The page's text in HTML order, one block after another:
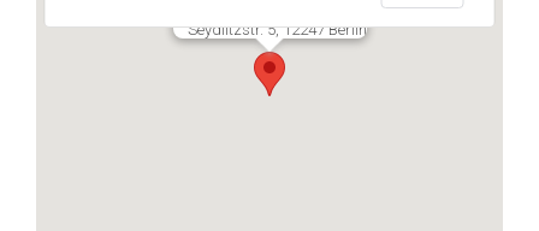
Seydlitzstr. 5, 12247 Berlin